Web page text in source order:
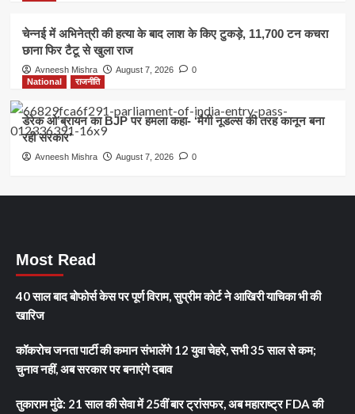
चेन्नई में अभिनेत्री की हत्या के बाद लाश के किए टुकड़े, 11,700 टन कचरा
छाना फिर टैटू से खुला राज
Avneesh Mishra August 7, 2026
0
National
राजनीति
डेरेक ओ’ब्रायन का BJP पर हमला कहा- ‘मैगी नूडल्स की तरह कानून बना
रही सरकार’
Avneesh Mishra August 7, 2026 0
Most Read
40 साल बाद बोफोर्स केस पर पूर्ण विराम, सुप्रीम कोर्ट ने आखिरी याचिका भी की
खारिज
कॉकरोच जनता पार्टी की कमान संभालेंगे 12 युवा चेहरे, सभी 35 साल से कम;
चुनाव नहीं, अब सरकार पर बनाएंगे दबाव
तुकाराम मुंढे: 21 साल की सेवा में 25वीं बार ट्रांसफर, अब महाराष्ट्र FDA की